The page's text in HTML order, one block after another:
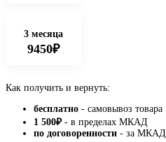
3 месяца
9450₽
Как получить и вернуть:
бесплатно - самовывоз товара
1 500₽- в пределах МКАД
по договоренности - за МКАД